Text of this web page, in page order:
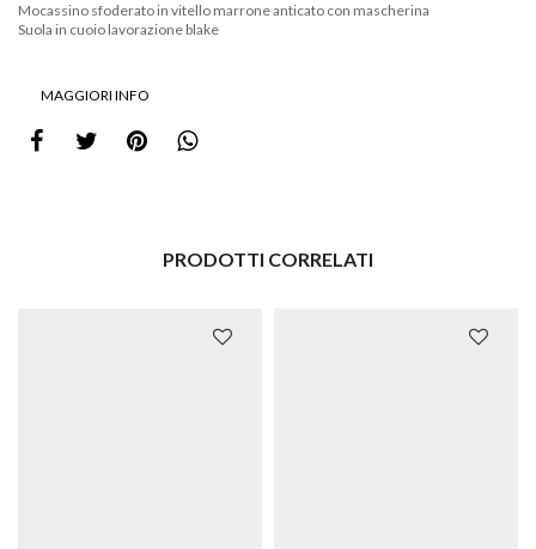
Mocassino sfoderato in vitello marrone anticato con mascherina
Suola in cuoio lavorazione blake
MAGGIORI INFO
PRODOTTI CORRELATI